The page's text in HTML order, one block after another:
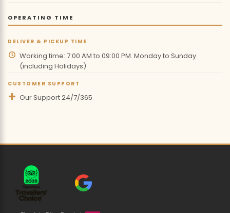
OPERATING TIME
DELIVER & PICKUP TIME
Working time: 7:00 AM to 09:00 PM. Monday to Sunday
(including Holidays)
CUSTOMER SUPPORT
Our Support 24/7/365